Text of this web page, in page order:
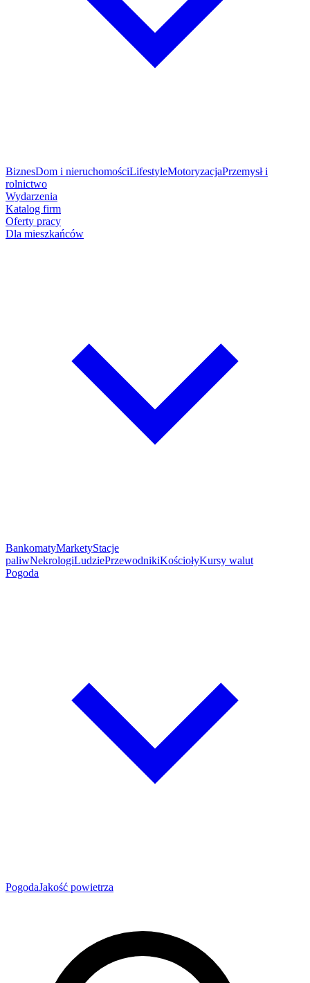
BiznesDom i nieruchomościLifestyleMotoryzacjaPrzemysł i
rolnictwo
Wydarzenia
Katalog firm
Oferty pracy
Dla mieszkańców
BankomatyMarketyStacje
paliwNekrologiLudziePrzewodnikiKościołyKursy walut
Pogoda
PogodaJakość powietrza